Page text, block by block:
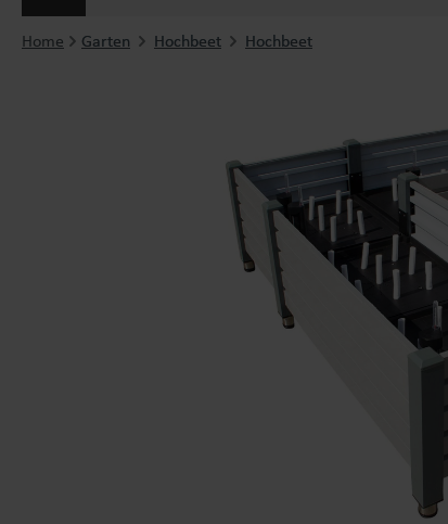
Home Garten Hochbeet Hochbeet